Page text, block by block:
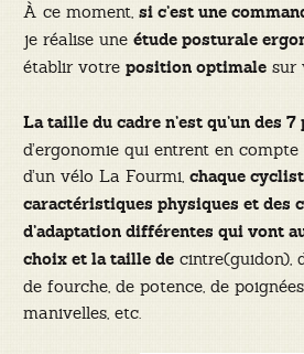
À ce moment, si c’est une
je réalise une étude posturale
établir votre position optimalesur
La taille du cadre n’est qu’un des
d’ergonomie qui entrent en
d’un vélo La Fourmi, chaque
caractéristiques physiques et des
d’adaptation différentes qui vont
choix et la taille decintre(guidon),
de fourche, de potence, de
manivelles, etc.